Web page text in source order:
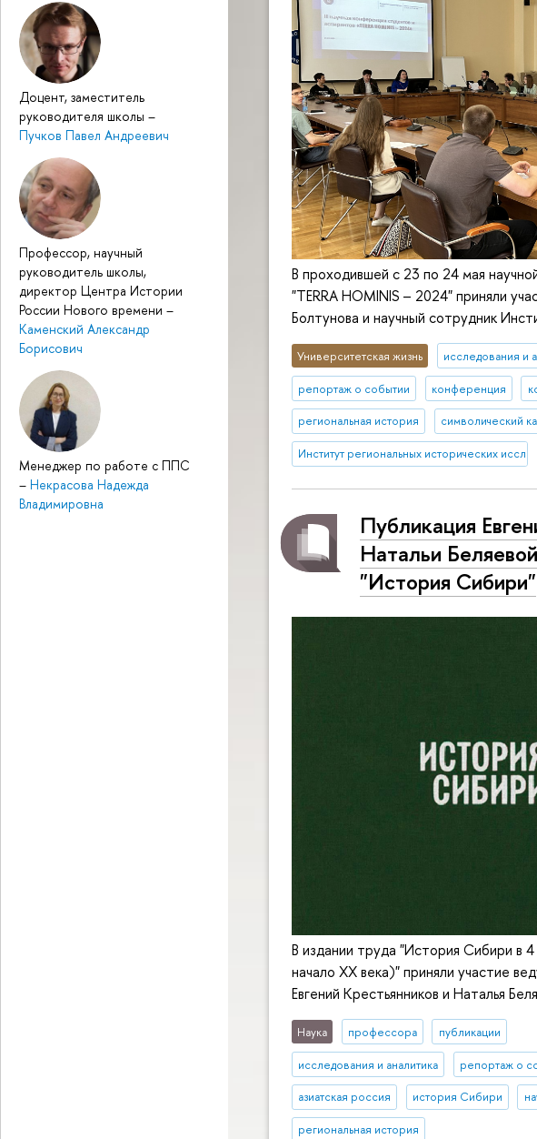
Доцент, заместитель
руководителя школы –
Пучков Павел Андреевич
Профессор, научный
руководитель школы,
директор Центра Истории
России Нового времени –
Каменский Александр
Борисович
Менеджер по работе с ППС
– Некрасова Надежда
Владимировна
В проходившей с 23 по 24 мая
"TERRA HOMINIS – 2024" приняли
Болтунова и научный сотрудник
Университетская жизнь исследования и
репортаж о событии конференция
региональная история символический
Институт региональных исторических
Публикация
Натальи
"История Сибири"
В издании труда "История Сибири в
начало XX века)" приняли участие
Евгений Крестьянников и Наталья
Наука профессора публикации
исследования и аналитика репортаж о
азиатская россия история Сибири
региональная история